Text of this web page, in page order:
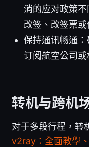
消的应对政策
改签、改签票或
保持通讯畅通：
订阅航空公司或
转机与跨机
对于多段行程，转
v2ray：全面教學